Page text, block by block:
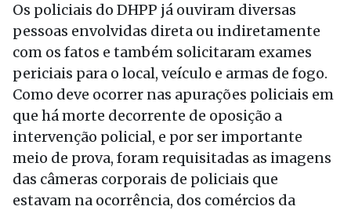
Os policiais do DHPP já ouviram diversas
pessoas envolvidas direta ou indiretamente
com os fatos e também solicitaram exames
periciais para o local, veículo e armas de fogo.
Como deve ocorrer nas apurações policiais em
que há morte decorrente de oposição a
intervenção policial, e por ser importante
meio de prova, foram requisitadas as imagens
das câmeras corporais de policiais que
estavam na ocorrência, dos comércios da